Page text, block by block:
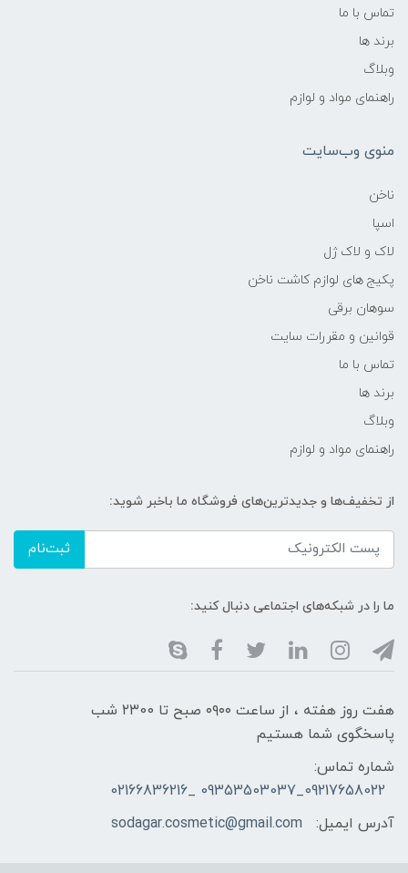
تماس با ما
برند ها
وبلاگ
راهنمای مواد و لوازم
منوی وب‌سایت
ناخن
اسپا
لاک و لاک ژل
پکیج های لوازم کاشت ناخن
سوهان برقی
قوانین و مقررات سایت
تماس با ما
برند ها
وبلاگ
راهنمای مواد و لوازم
از تخفیف‌ها و جدیدترین‌های فروشگاه ما باخبر شوید:
ثبت‌نام
ما را در شبکه‌های اجتماعی دنبال کنید:
هفت روز هفته ، از ساعت ۰۹۰۰ صبح تا ۲۳00 شب
پاسخگوی شما هستیم
شماره تماس:
09217658022_09353503037 _02166836216
آدرس ایمیل:
sodagar.cosmetic@gmail.com